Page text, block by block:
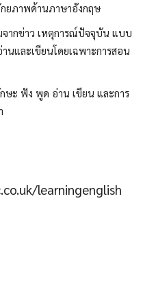
ยภาพด้านภาษาอังกฤษ
จากข่าว เหตุการณ์ปัจจุบัน แบบ
และเขียนโดยเฉพาะการสอน
ะ ฟัง พูด อ่าน เขียน และการ
learningenglish